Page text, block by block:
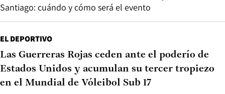
Santiago: cuándo y cómo será el evento
EL DEPORTIVO
Las Guerreras Rojas ceden ante el poderío de
Estados Unidos y acumulan su tercer tropiezo
en el Mundial de Vóleibol Sub 17